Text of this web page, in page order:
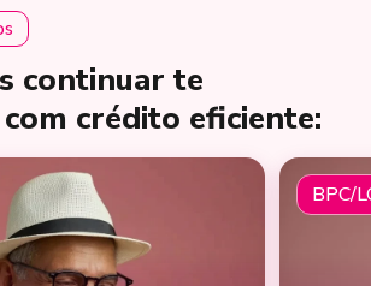
continuar te
crédito eficiente:
BPC/